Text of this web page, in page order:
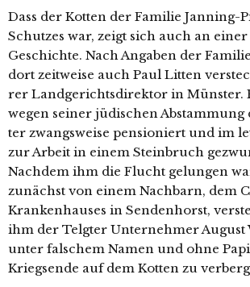
Dass der Kotten der Familie Janning-
Schutzes war, zeigt sich auch an
Geschichte. Nach Angaben der
dort zeit­wei­se auch Paul Litten
rer Landgerichtsdirektor in Münster.
wegen sei­ner jüdi­schen
ter zwangs­wei­se pen­sio­niert und im
zur Arbeit in einem Steinbruch
Nachdem ihm die Flucht gelun­gen
zunächst von einem Nachbarn, dem
Krankenhauses in Sendenhorst,
ihm der Telgter Unternehmer August
unter fal­schem Namen und ohne
Kriegsende auf dem Kotten zu